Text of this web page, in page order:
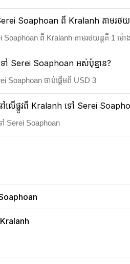
Soaphoan ពី Kralanh តាមរថយន្ត
Soaphoan ពី Kralanh តាមរថយន្តគឺ 1 ម៉ោង
ៅ Serei Soaphoan អស់ប៉ុន្មាន?
Soaphoan ចាប់ផ្តើមពី USD 3
ៅលើផ្លូវពី Kralanh ទៅ Serei
Serei Soaphoan